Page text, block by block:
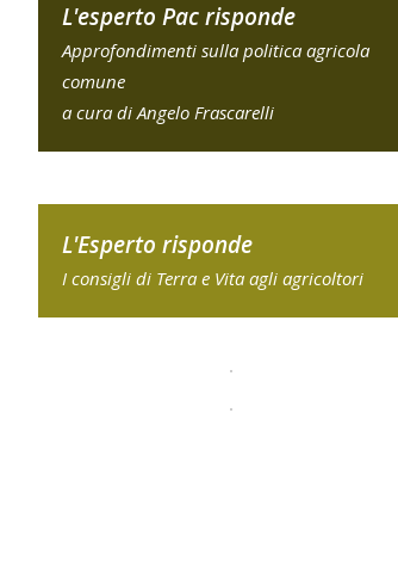
L'esperto Pac risponde
Approfondimenti sulla politica agricola
comune
a cura di Angelo Frascarelli
L'Esperto risponde
I consigli di Terra e Vita agli agricoltori